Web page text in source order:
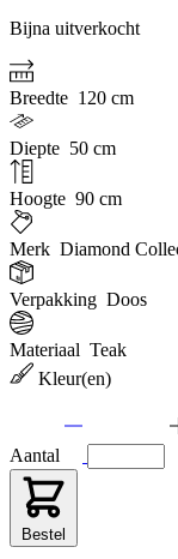
Bijna uitverkocht
Breedte 120 cm
Diepte 50 cm
Hoogte 90 cm
Merk Diamond
Verpakking Doos
Materiaal Teak
Kleur(en)
Aantal
Bestel